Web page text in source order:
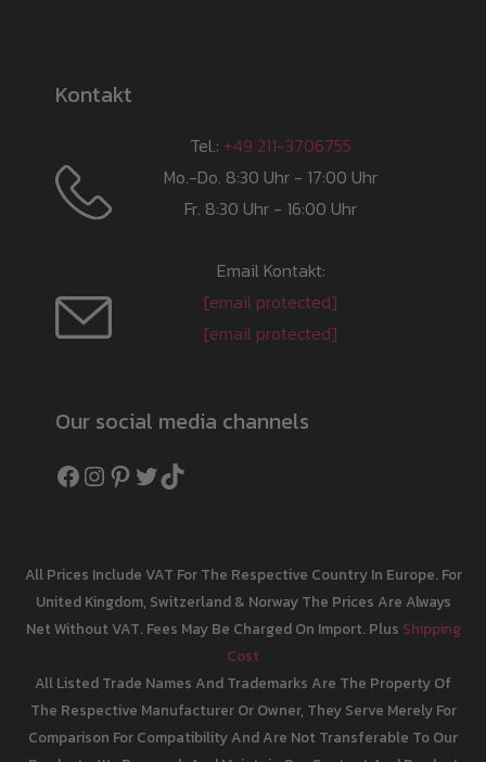
Kontakt
Tel.: +49 211-3706755
Mo.-Do. 8:30 Uhr - 17:00 Uhr
Fr. 8:30 Uhr - 16:00 Uhr
Email Kontakt:
[email protected]
[email protected]
Our social media channels
Facebook
Instagram
Pinterest
Twitter
TikTok
All Prices Include VAT For The Respective Country In Europe. For
United Kingdom, Switzerland & Norway The Prices Are Always
Net Without VAT. Fees May Be Charged On Import. Plus Shipping
Cost
All Listed Trade Names And Trademarks Are The Property Of
The Respective Manufacturer Or Owner, They Serve Merely For
Comparison For Compatibility And Are Not Transferable To Our